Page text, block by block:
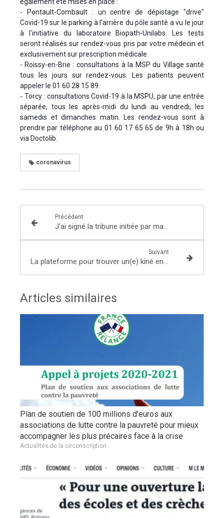
- Pontault-Combault : un centre de dépistage "drive"
Covid-19 sur le parking à l'arrière du pôle santé a vu le jour
à l'initiative du laboratoire Biopath-Unilabs. Les tests
seront réalisés sur rendez-vous pris par votre médecin et
exclusivement sur prescription médicale.
- Roissy-en-Brie : consultations à la MSP du Village santé
tous les jours sur rendez-vous. Les patients peuvent
appeler le 01 60 28 15 89.
- Torcy : consultations Covid-19 à la MSPU, par une entrée
séparée, tous les après-midi du lundi au vendredi, les
samedis et dimanches matin. Les rendez-vous sont à
prendre par téléphone au 01 60 17 65 65 de 9h à 18h ou
via Doctolib.
coronavirus
Précédent
J’ai signé la tribune initiée par ma collègue Fiona Lazaar sur les inégalités domestiques dans le contexte du confinement
Suivant
La plateforme pour trouver un(e) kiné en Ile-de-France et notamment en Seine-&-Marne
Articles similaires
Plan de soutien de 100 millions d’euros aux
associations de lutte contre la pauvreté pour mieux
accompagner les plus précaires face à la crise
Actualités de la circonscription